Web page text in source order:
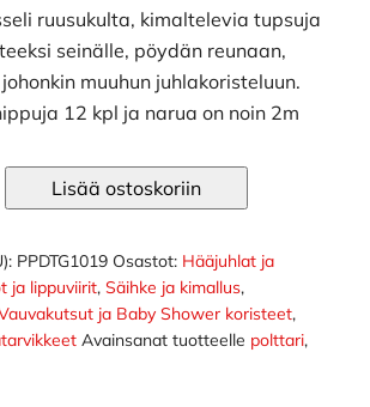
ruusukulta, kimaltelevia tupsuja
seinälle, pöydän reunaan,
muuhun juhlakoristeluun.
12 kpl ja narua on noin 2m
Lisää ostoskoriin
PPDTG1019 Osastot: Hääjuhlat ja
ja lippuviirit, Säihke ja kimallus,
ja Baby Shower koristeet,
Avainsanat tuotteelle polttari,